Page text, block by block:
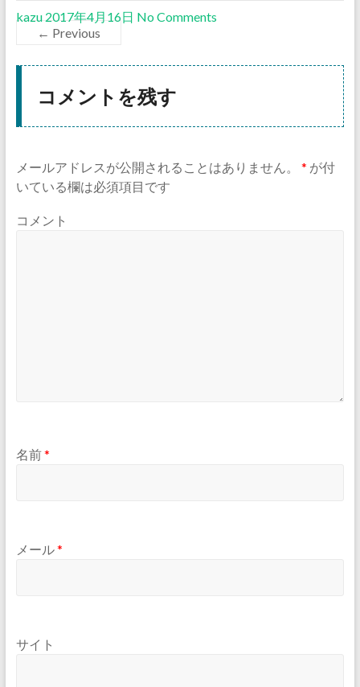
kazu 2017年4月16日 No Comments
← Previous
コメントを残す
メールアドレスが公開されることはありません。 * が付
いている欄は必須項目です
コメント
名前*
メール*
サイト